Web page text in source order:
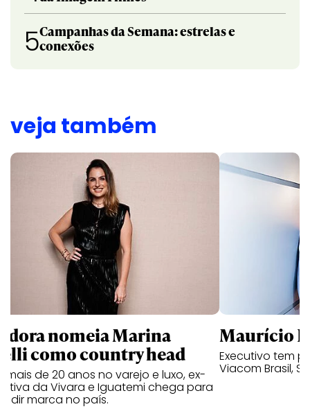
5Campanhas da Semana: estrelas e
conexões
veja também
nomeia Marina
como country head
mais de 20 anos no varejo e luxo, ex-
da Vivara e Iguatemi chega para
marca no país.
Maurício
Executivo tem
Viacom Brasil,